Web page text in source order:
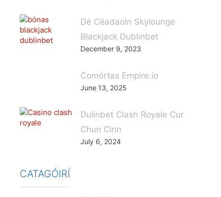
Dé Céadaoin Skylounge
Blackjack Dublinbet
December 9, 2023
Comórtas Empire.io
June 13, 2025
Dulinbet Clash Royale Cur
Chun Cinn
July 6, 2024
CATAGÓIRÍ